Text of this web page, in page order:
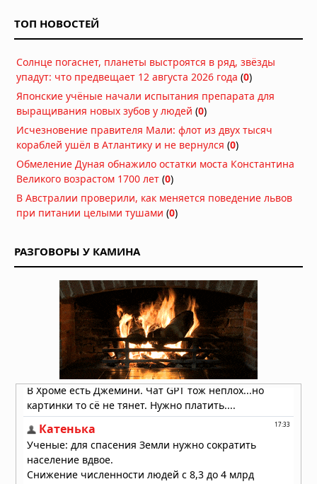
В песках Хиросимы обнаружен
неизвестный металлический сплав,
созданный атомным взрывом
Сегодня в 07:00
Неведомый поворот: ядро Земли
изменило направление под Тихим
океаном
Вчера в 10:06
Искусственный интеллект написал
геном вируса — и он заработал
Вопреки мифам: мужское либидо
07.08.2026 в 07:00
Гипотеза живого космоса: Вселенная
может быть разумной
06.08.2026 в 09:18
ДНК ребёнка может предсказать
развод родителей
06.08.2026 в 09:13
ТОП НОВОСТЕЙ
Солнце погаснет, планеты выстроятся в ряд, звёзды
упадут: что предвещает 12 августа 2026 года (0)
Японские учёные начали испытания препарата для
выращивания новых зубов у людей (0)
Исчезновение правителя Мали: флот из двух тысяч
кораблей ушёл в Атлантику и не вернулся (0)
Обмеление Дуная обнажило остатки моста Константина
Великого возрастом 1700 лет (0)
В Австралии проверили, как меняется поведение львов
при питании целыми тушами (0)
РАЗГОВОРЫ У КАМИНА